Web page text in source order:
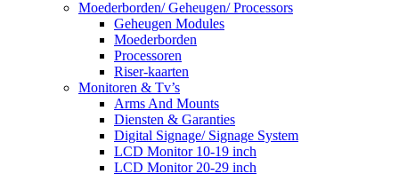
Moederborden/ Geheugen/ Processors
Geheugen Modules
Moederborden
Processoren
Riser-kaarten
Monitoren & Tv’s
Arms And Mounts
Diensten & Garanties
Digital Signage/ Signage System
LCD Monitor 10-19 inch
LCD Monitor 20-29 inch